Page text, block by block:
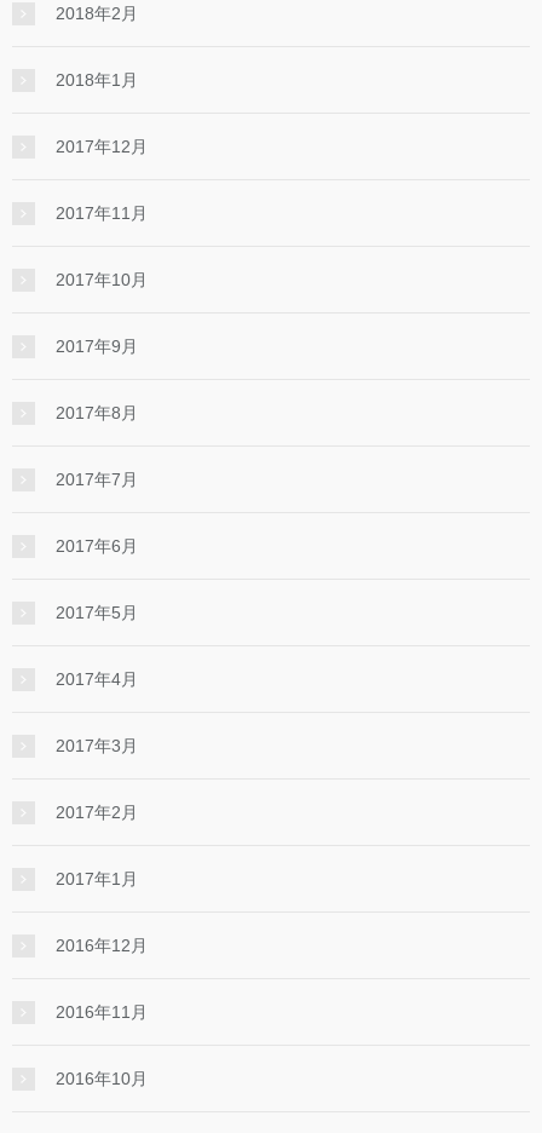
2018年2月
2018年1月
2017年12月
2017年11月
2017年10月
2017年9月
2017年8月
2017年7月
2017年6月
2017年5月
2017年4月
2017年3月
2017年2月
2017年1月
2016年12月
2016年11月
2016年10月